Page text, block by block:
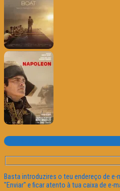
Subscrever o site
Basta introduzires o teu endereço de e-
"Enviar" e ficar atento à tua caixa de e-